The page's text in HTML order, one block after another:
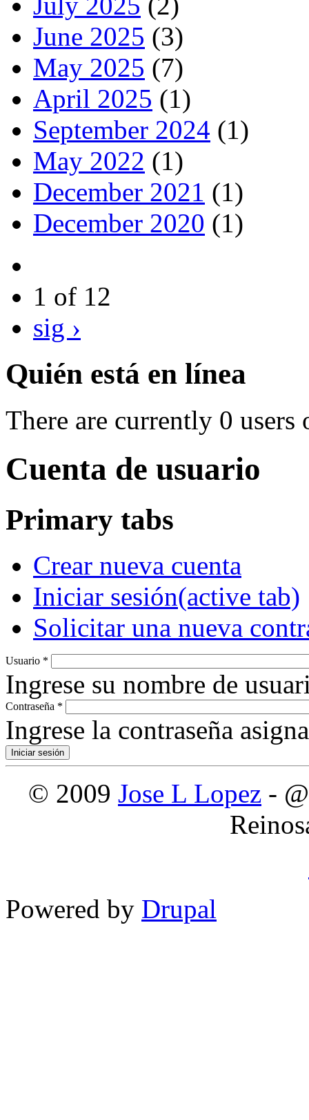
June 2025 (3)
May 2025 (7)
April 2025 (1)
September 2024 (1)
May 2022 (1)
December 2021 (1)
December 2020 (1)
1 of 12
sig ›
Quién está en línea
There are currently 0 users
Cuenta de usuario
Primary tabs
Crear nueva cuenta
Iniciar sesión(active tab)
Solicitar una nueva
Usuario *
Ingrese su nombre de
Contraseña *
Ingrese la contraseña
© 2009 Jose L Lopez -
Powered by Drupal